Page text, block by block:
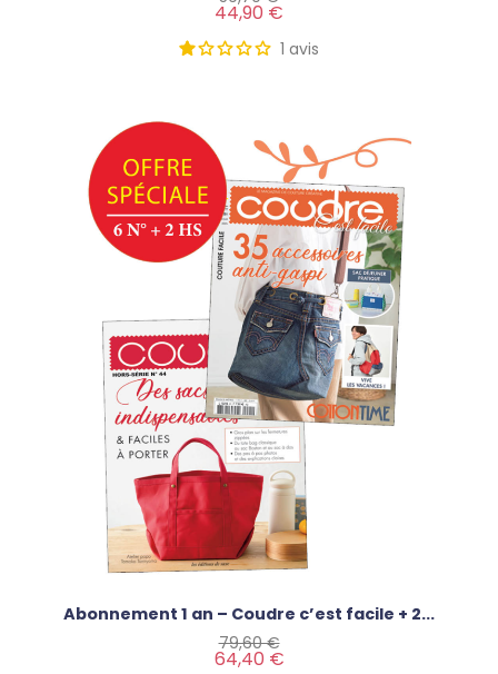
44,90 €
1 avis
Abonnement 1 an – Coudre c’est facile + 2...
79,60 €
64,40 €